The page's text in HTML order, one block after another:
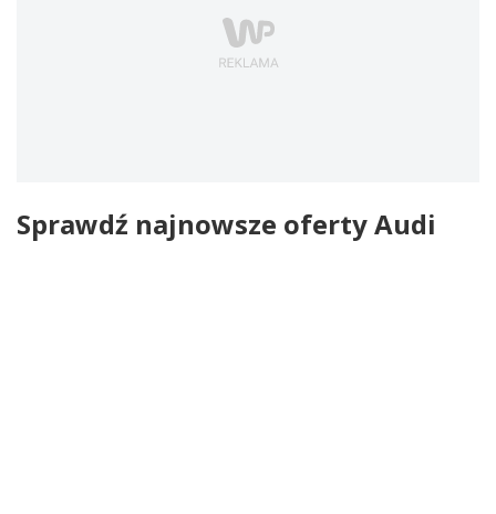
Sprawdź najnowsze oferty Audi